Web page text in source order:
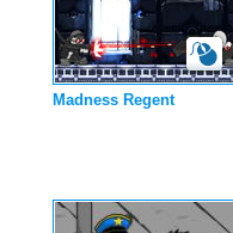
Madness Regent